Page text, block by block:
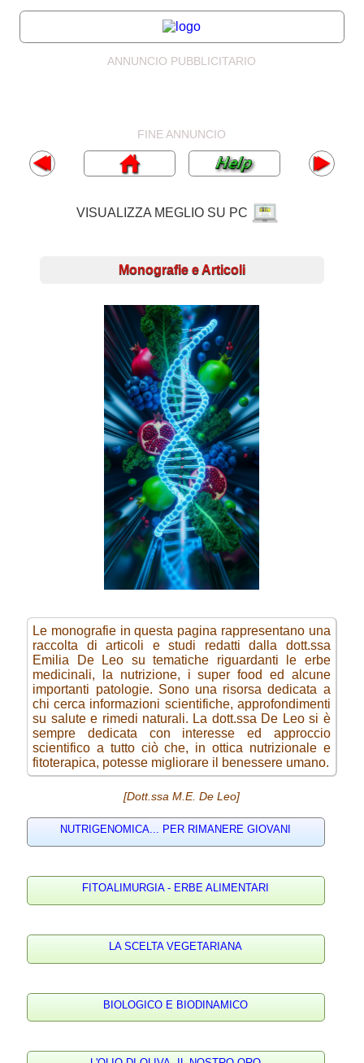
ANNUNCIO PUBBLICITARIO
FINE ANNUNCIO
VISUALIZZA MEGLIO SU PC
Monografie e Articoli
Le monografie in questa pagina rappresentano una
raccolta di articoli e studi redatti dalla dott.ssa
Emilia De Leo su tematiche riguardanti le erbe
medicinali, la nutrizione, i super food ed alcune
importanti patologie. Sono una risorsa dedicata a
chi cerca informazioni scientifiche, approfondimenti
su salute e rimedi naturali. La dott.ssa De Leo si è
sempre dedicata con interesse ed approccio
scientifico a tutto ciò che, in ottica nutrizionale e
fitoterapica, potesse migliorare il benessere umano.
[Dott.ssa M.E. De Leo]
NUTRIGENOMICA... PER RIMANERE GIOVANI
FITOALIMURGIA - ERBE ALIMENTARI
LA SCELTA VEGETARIANA
BIOLOGICO E BIODINAMICO